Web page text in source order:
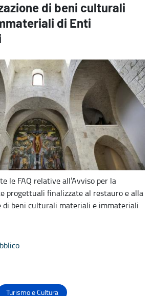
di beni culturali
di Enti
le FAQ relative all’Avviso per la
progettuali finalizzate al restauro e alla
di beni culturali materiali e immateriali
Turismo e Cultura